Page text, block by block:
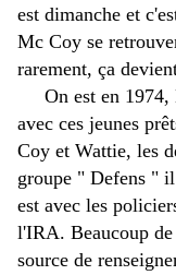
est dimanche et
Mc Coy se
rarement, ça
On est en 1974,
avec ces jeunes
Coy et Wattie, les
groupe " Defens "
est avec les
l'IRA. Beaucoup de
source de